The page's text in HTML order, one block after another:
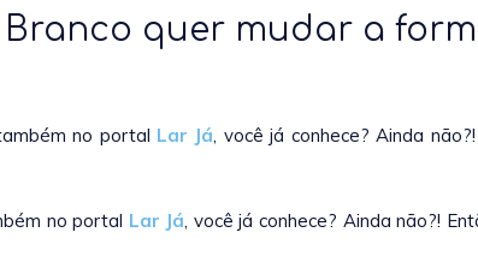
quer mudar a
no portal Lar Já, você já conhece? Ainda
no portal Lar Já, você já conhece? Ainda não?!